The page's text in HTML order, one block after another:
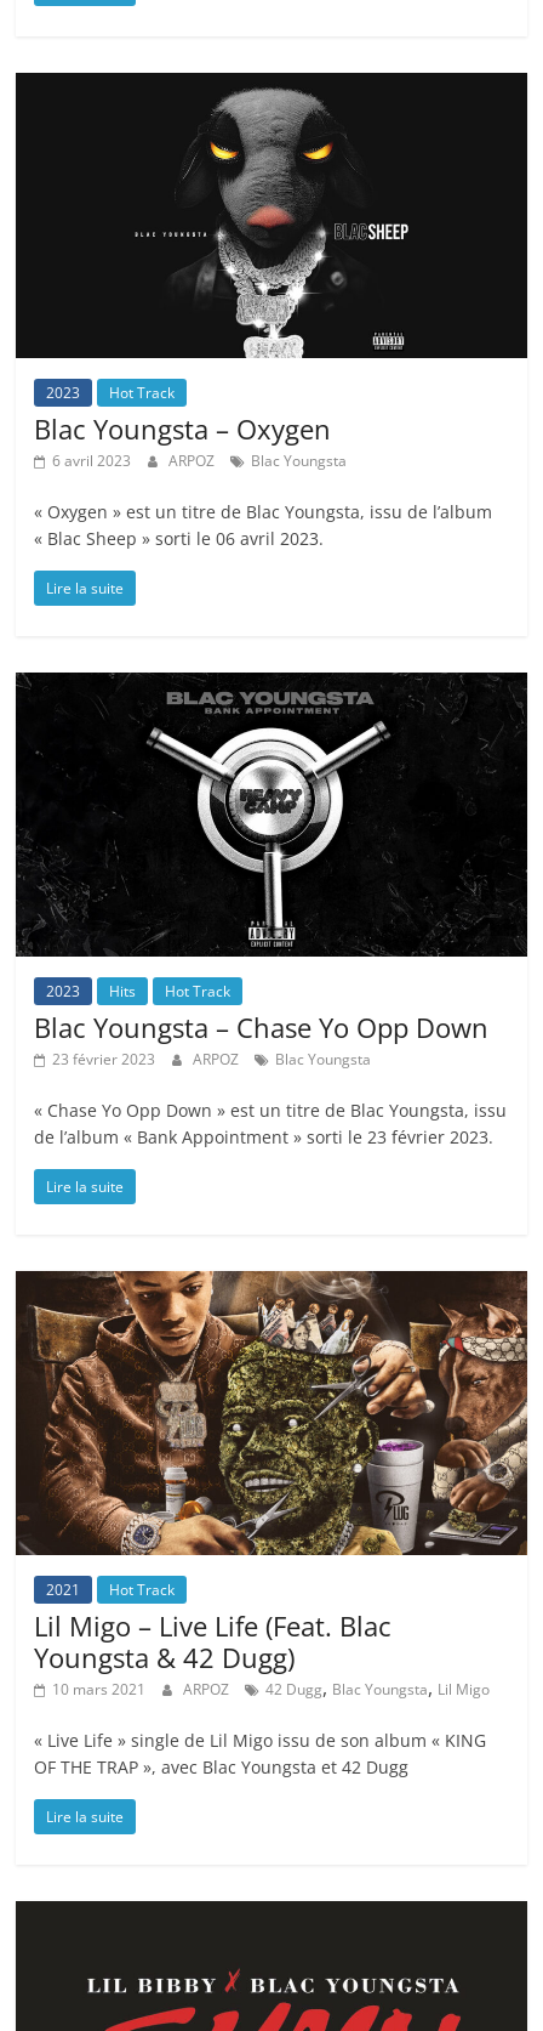
2023 Hot Track
Blac Youngsta – Oxygen
6 avril 2023 ARPOZ Blac Youngsta
« Oxygen » est un titre de Blac Youngsta, issu de l’album
« Blac Sheep » sorti le 06 avril 2023.
Lire la suite
2023 Hits Hot Track
Blac Youngsta – Chase Yo Opp Down
23 février 2023 ARPOZ Blac Youngsta
« Chase Yo Opp Down » est un titre de Blac Youngsta, issu
de l’album « Bank Appointment » sorti le 23 février 2023.
Lire la suite
2021 Hot Track
Lil Migo – Live Life (Feat. Blac
Youngsta & 42 Dugg)
10 mars 2021 ARPOZ 42 Dugg, Blac Youngsta, Lil Migo
« Live Life » single de Lil Migo issu de son album « KING
OF THE TRAP », avec Blac Youngsta et 42 Dugg
Lire la suite